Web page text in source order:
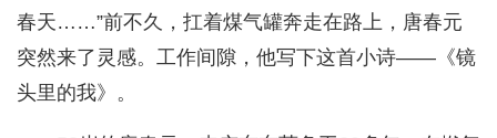
春天……”前不久，扛着煤气罐奔走在路上，唐春元
突然来了灵感。工作间隙，他写下这首小诗——《镜
头里的我》。